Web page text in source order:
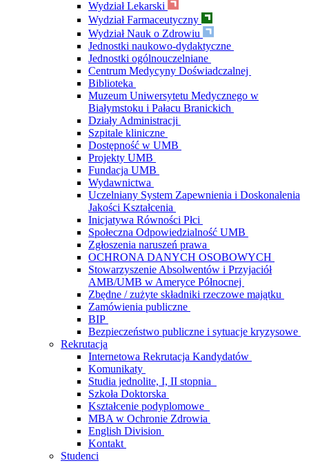
Wydział Lekarski
Wydział Farmaceutyczny
Wydział Nauk o Zdrowiu
Jednostki naukowo-dydaktyczne
Jednostki ogólnouczelniane
Centrum Medycyny Doświadczalnej
Biblioteka
Muzeum Uniwersytetu Medycznego w
Białymstoku i Pałacu Branickich
Działy Administracji
Szpitale kliniczne
Dostępność w UMB
Projekty UMB
Fundacja UMB
Wydawnictwa
Uczelniany System Zapewnienia i Doskonalenia
Jakości Kształcenia
Inicjatywa Równości Płci
Społeczna Odpowiedzialność UMB
Zgłoszenia naruszeń prawa
OCHRONA DANYCH OSOBOWYCH
Stowarzyszenie Absolwentów i Przyjaciół
AMB/UMB w Ameryce Północnej
Zbędne / zużyte składniki rzeczowe majątku
Zamówienia publiczne
BIP
Bezpieczeństwo publiczne i sytuacje kryzysowe
Rekrutacja
Internetowa Rekrutacja Kandydatów
Komunikaty
Studia jednolite, I, II stopnia
Szkoła Doktorska
Kształcenie podyplomowe
MBA w Ochronie Zdrowia
English Division
Kontakt
Studenci